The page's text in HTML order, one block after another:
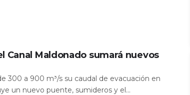
Canal Maldonado sumará nuevos
300 a 900 m³/s su caudal de evacuación en
un nuevo puente, sumideros y el...